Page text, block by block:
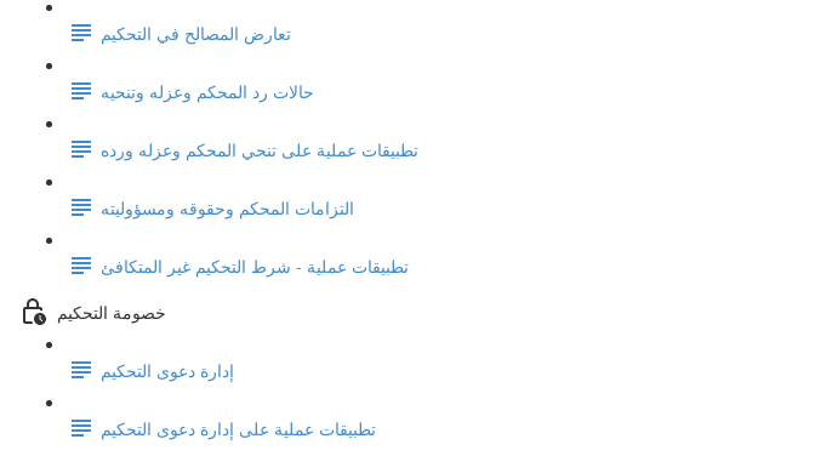
تعارض المصالح في التحكيم
حالات رد المحكم وعزله وتنحيه
تطبيقات عملية على تنحي المحكم وعزله ورده
التزامات المحكم وحقوقه ومسؤوليته
تطبيقات عملية - شرط التحكيم غير المتكافئ
خصومة التحكيم
إدارة دعوى التحكيم
تطبيقات عملية على إدارة دعوى التحكيم